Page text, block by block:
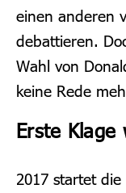
einen anderen
debattieren.
Wahl von
keine Rede
Erste Klage
2017 startet die